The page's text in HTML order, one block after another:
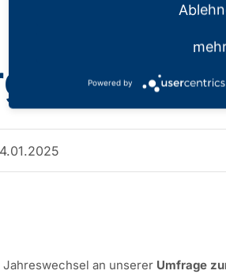
Jahreswechsel an unserer Umfrage
Powered by